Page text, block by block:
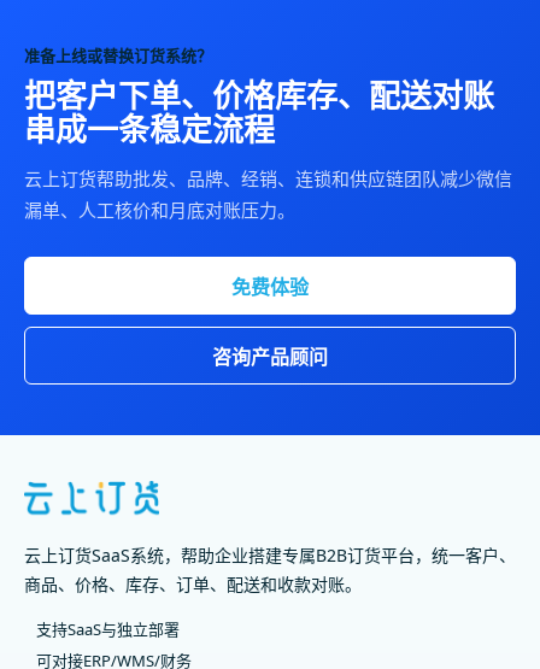
准备上线或替换订货系统？
把客户下单、价格库存、配送对账
串成一条稳定流程
云上订货帮助批发、品牌、经销、连锁和供应链团队减少微信
漏单、人工核价和月底对账压力。
免费体验
咨询产品顾问
云上订货SaaS系统，帮助企业搭建专属B2B订货平台，统一客户、
商品、价格、库存、订单、配送和收款对账。
支持SaaS与独立部署
可对接ERP/WMS/财务